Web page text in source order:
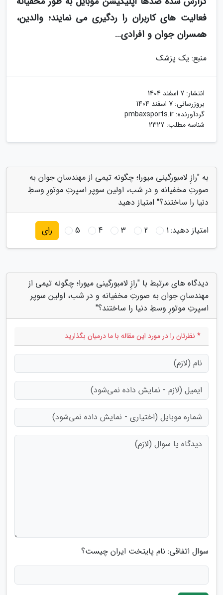
فعالیت های کاربران را ردگیری می نمایند؛ والدین،
همسران جوان و افرادی…
منبع: یک پزشک
انتشار: 7 اسفند 1404
بروزرسانی: 7 اسفند 1404
گردآورنده: pmbaxsports.ir
شناسه مطلب: 2327
به "رازِ لامبورگینی میورا؛ چگونه تیمی از مهندسانِ جوان به
صورتِ مخفیانه و در شب، اولین سوپر اسپرتِ موتورِ وسطِ
دنیا را ساختند؟" امتیاز دهید
امتیاز دهید:1
2
3
4
5 رای
دیدگاه های مرتبط با "رازِ لامبورگینی میورا؛ چگونه تیمی از
مهندسانِ جوان به صورتِ مخفیانه و در شب، اولین سوپر
اسپرتِ موتورِ وسطِ دنیا را ساختند؟"
* نظرتان را در مورد این مقاله با ما درمیان بگذارید
سوال اتفاقی: نام پایتخت ایران چیست؟